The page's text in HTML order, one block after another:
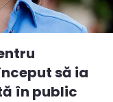
să ia
în public